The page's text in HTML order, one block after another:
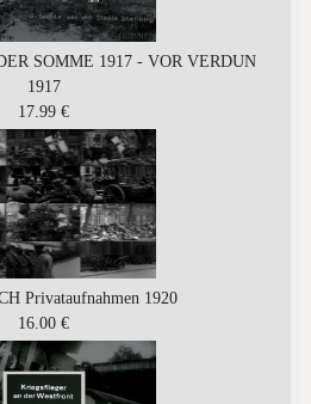
SOMME 1917 - VOR VERDUN
1917
17.99 €
Privataufnahmen 1920
16.00 €